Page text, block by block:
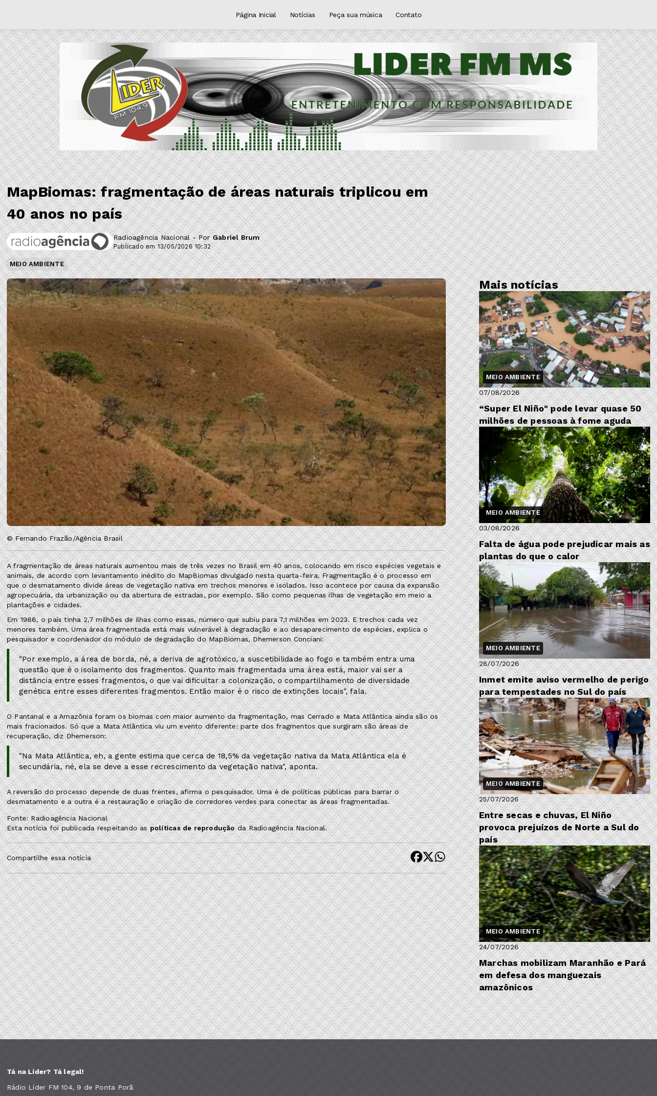
Página Inicial Notícias Peça sua música Contato
MapBiomas: fragmentação de áreas naturais triplicou em
40 anos no país
Radioagência Nacional - PorGabriel Brum
Publicado em 13/05/2026 10:32
MEIO AMBIENTE
© Fernando Frazão/Agência Brasil
A fragmentação de áreas naturais aumentou mais de três vezes no Brasil em 40 anos, colocando em risco espécies vegetais e
animais, de acordo com levantamento inédito do MapBiomas divulgado nesta quarta-feira. Fragmentação é o processo em
que o desmatamento divide áreas de vegetação nativa em trechos menores e isolados. Isso acontece por causa da expansão
agropecuária, da urbanização ou da abertura de estradas, por exemplo. São como pequenas ilhas de vegetação em meio a
plantações e cidades.
Em 1986, o país tinha 2,7 milhões de ilhas como essas, número que subiu para 7,1 milhões em 2023. E trechos cada vez
menores também. Uma área fragmentada está mais vulnerável à degradação e ao desaparecimento de espécies, explica o
pesquisador e coordenador do módulo de degradação do MapBiomas, Dhemerson Conciani:
"Por exemplo, a área de borda, né, a deriva de agrotóxico, a suscetibilidade ao fogo e também entra uma
questão que é o isolamento dos fragmentos. Quanto mais fragmentada uma área está, maior vai ser a
distância entre esses fragmentos, o que vai dificultar a colonização, o compartilhamento de diversidade
genética entre esses diferentes fragmentos. Então maior é o risco de extinções locais", fala.
O Pantanal e a Amazônia foram os biomas com maior aumento da fragmentação, mas Cerrado e Mata Atlântica ainda são os
mais fracionados. Só que a Mata Atlântica viu um evento diferente: parte dos fragmentos que surgiram são áreas de
recuperação, diz Dhemerson:
"Na Mata Atlântica, eh, a gente estima que cerca de 18,5% da vegetação nativa da Mata Atlântica ela é
secundária, né, ela se deve a esse recrescimento da vegetação nativa", aponta.
A reversão do processo depende de duas frentes, afirma o pesquisador. Uma é de políticas públicas para barrar o
desmatamento e a outra é a restauração e criação de corredores verdes para conectar as áreas fragmentadas.
Fonte: Radioagência Nacional
Esta notícia foi publicada respeitando aspolíticas de reproduçãoda Radioagência Nacional.
Compartilhe essa notícia
Mais notícias
MEIO AMBIENTE
07/08/2026
“Super El Niño" pode levar quase 50
milhões de pessoas à fome aguda
MEIO AMBIENTE
03/08/2026
Falta de água pode prejudicar mais as
plantas do que o calor
MEIO AMBIENTE
28/07/2026
Inmet emite aviso vermelho de perigo
para tempestades no Sul do país
MEIO AMBIENTE
25/07/2026
Entre secas e chuvas, El Niño
provoca prejuízos de Norte a Sul do
país
MEIO AMBIENTE
24/07/2026
Marchas mobilizam Maranhão e Pará
em defesa dos manguezais
amazônicos
Tá na Líder? Tá legal!
Rádio Líder FM 104, 9 de Ponta Porã